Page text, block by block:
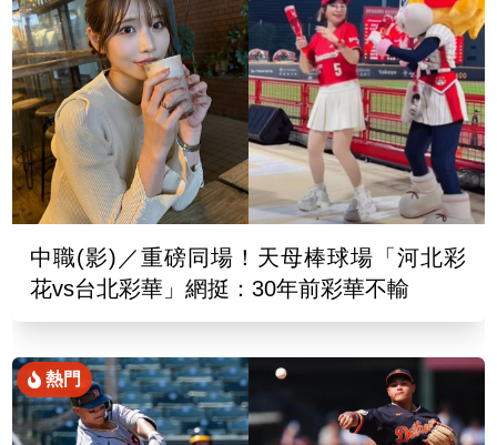
中職(影)／重磅同場！天母棒球場「河北彩
花vs台北彩華」網挺：30年前彩華不輸
熱門